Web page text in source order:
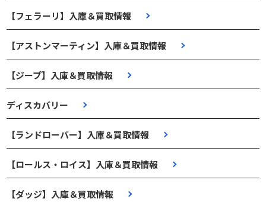
【フェラーリ】入庫＆買取情報
【アストンマーティン】入庫＆買取情報
【ジープ】入庫＆買取情報
ディスカバリー
【ランドローバー】入庫＆買取情報
【ロールス・ロイス】入庫＆買取情報
【ダッジ】入庫＆買取情報